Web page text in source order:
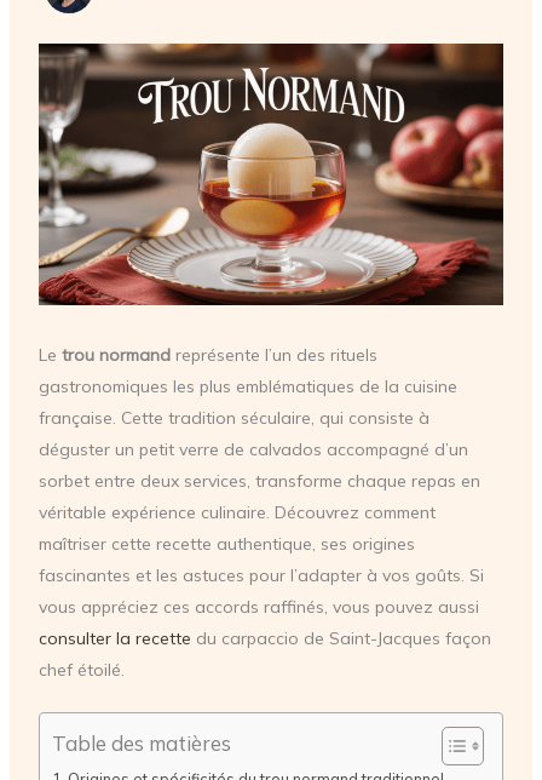
Le trou normandreprésente l’un des rituels
gastronomiques les plus emblématiques de la cuisine
française. Cette tradition séculaire, qui consiste à
déguster un petit verre de calvados accompagné d’un
sorbet entre deux services, transforme chaque repas en
véritable expérience culinaire. Découvrez comment
maîtriser cette recette authentique, ses origines
fascinantes et les astuces pour l’adapter à vos goûts. Si
vous appréciez ces accords raffinés, vous pouvez aussi
consulter la recette du carpaccio de Saint-Jacques façon
chef étoilé.
Table des matières